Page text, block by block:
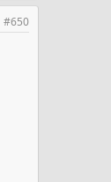
#650